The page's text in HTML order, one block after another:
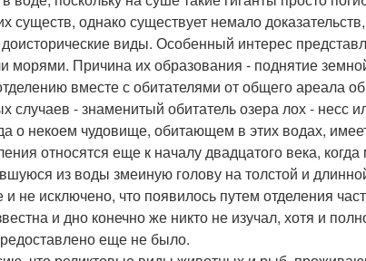
существ, однако существует немало
доисторические виды. Особенный интерес
морями. Причина их образования - поднятие
вместе с обитателями от общего ареала
случаев - знаменитый обитатель озера лох - несс
о некоем чудовище, обитающем в этих водах,
относятся еще к началу двадцатого века,
из воды змеиную голову на толстой и
не исключено, что появилось путем отделения
и дно конечно же никто не изучал, хотя и
еще не было.